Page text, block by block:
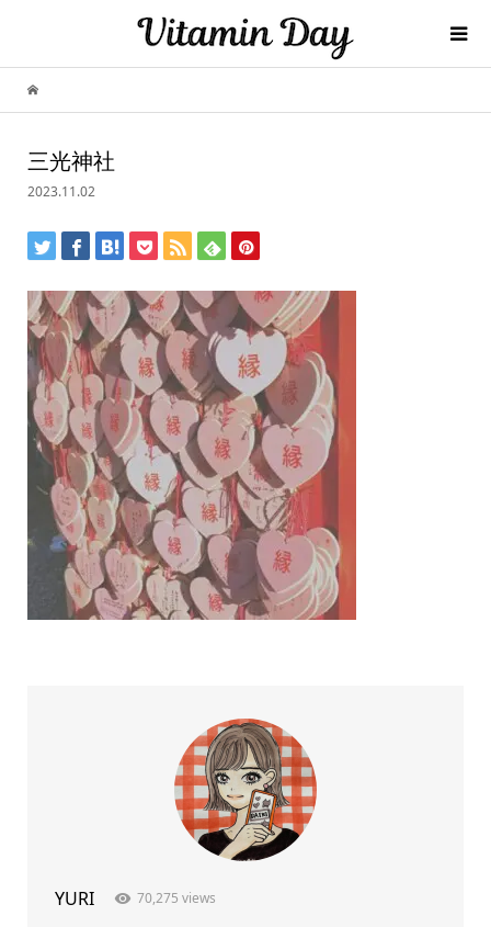
三光神社
2023.11.02
YURI 70,275 views